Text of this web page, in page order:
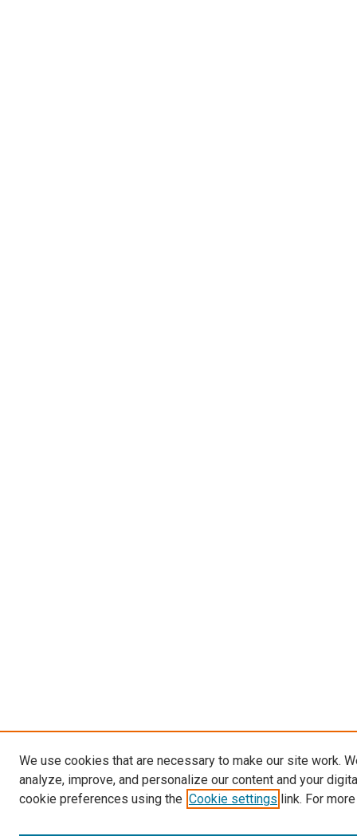
We use cookies that are necessary to make our site work.
analyze, improve, and personalize our content and your
cookie preferences using the Cookie settings link. For